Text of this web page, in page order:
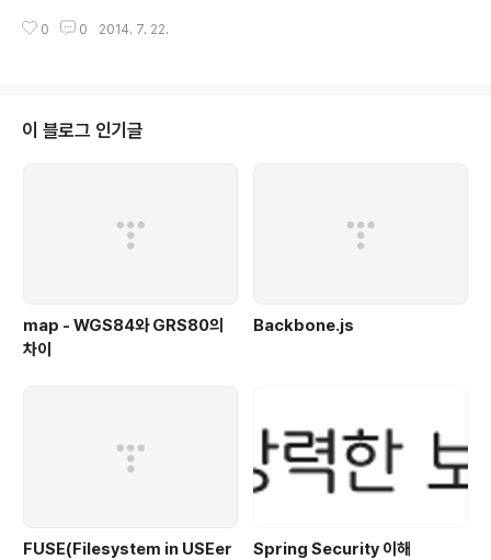
nd navigate to org -> gnome -> nautilus -> list-
doraproject.org/en/question/10262/nautilus-pr
efferences/ re..
0 0 2014. 7. 22.
이 블로그 인기글
map - WGS84와 GRS80의
차이
Backbone.js
FUSE(Filesystem in USEer
Spring Security 이해